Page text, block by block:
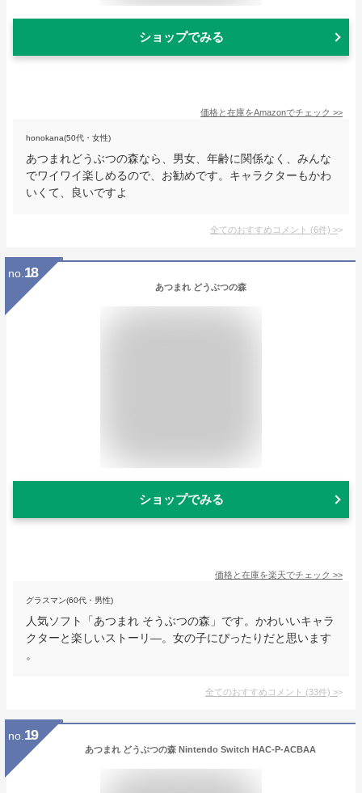
ショップでみる
価格と在庫をAmazonでチェック >>
honokana(50代・女性)
あつまれどうぶつの森なら、男女、年齢に関係なく、みんな
でワイワイ楽しめるので、お勧めです。キャラクターもかわ
いくて、良いですよ
全てのおすすめコメント (6件) >
no. 18
あつまれ どうぶつの森
ショップでみる
価格と在庫を楽天でチェック >>
グラスマン(60代・男性)
人気ソフト「あつまれ そうぶつの森」です。かわいいキャラ
クターと楽しいストーリ―。女の子にぴったりだと思います
。
全てのおすすめコメント (33件) >
no. 19
あつまれ どうぶつの森 Nintendo Switch HAC-P-ACBAA